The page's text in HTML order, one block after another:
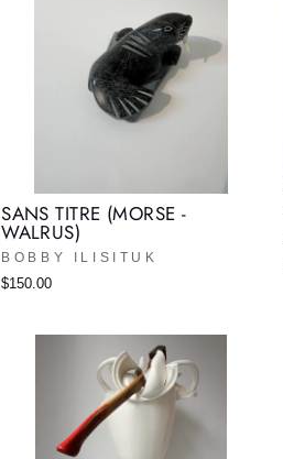
SANS TITRE (MORSE -
WALRUS)
BOBBY ILISITUK
$150.00